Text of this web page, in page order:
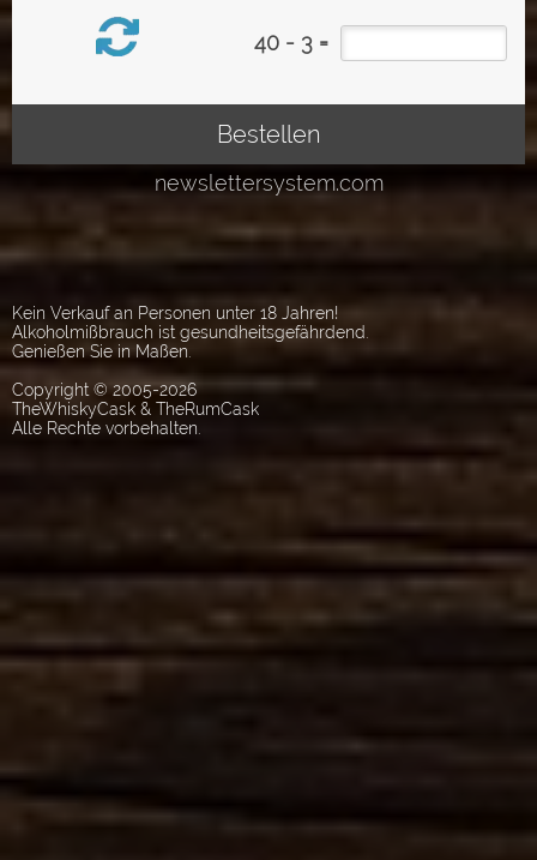
Kein Verkauf an Personen unter 18 Jahren!
Alkoholmißbrauch ist gesundheitsgefährdend.
Genießen Sie in Maßen.
Copyright © 2005-2026
TheWhiskyCask & TheRumCask
Alle Rechte vorbehalten.